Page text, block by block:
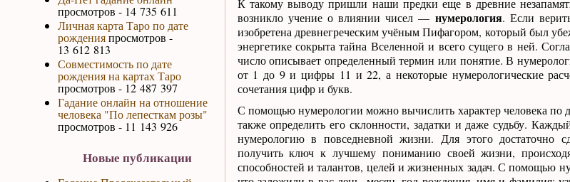
просмотров - 14 735 611
Личная карта Таро по дате
рожденияпросмотров -
13 612 813
Совместимость по дате
рождения на картах Таро
просмотров - 12 487 397
Гадание онлайн на отношение
человека "По лепесткам розы"
просмотров - 11 143 926
Новые публикации
К такому выводу пришли наши предки еще в древние
возникло учение о влиянии чисел — нумерология. Если
изобретена древнегреческим учёным Пифагором, который был
энергетике сокрыта тайна Вселенной и всего сущего в ней.
число описывает определенный термин или понятие. В
от 1 до 9 и цифры 11 и 22, а некоторые нумерологические
сочетания цифр и букв.
С помощью нумерологии можно вычислить характер человека по
также определить его склонности, задатки и даже судьбу.
нумерологию в повседневной жизни. Для этого достаточно
получить ключ к лучшему пониманию своей жизни,
способностей и талантов, целей и жизненных задач. С помощью